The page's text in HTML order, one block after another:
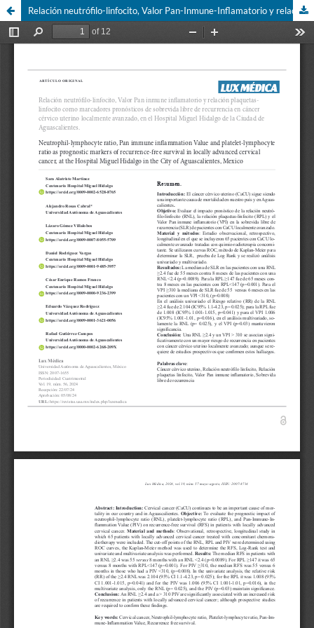
Relación neutrófilo-linfocito, Valor Pan-Inmune-Inflamatorio y relación plaquetas-linfocito como marcadores pronósticos de sobrevida libre de recurrencia en cáncer cervicouterino localmente avanzado, en el Hospital Miguel Hidalgo de la ciudad de Aguascalientes